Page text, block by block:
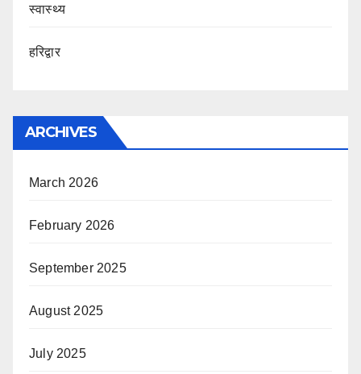
स्वास्थ्य
हरिद्वार
ARCHIVES
March 2026
February 2026
September 2025
August 2025
July 2025